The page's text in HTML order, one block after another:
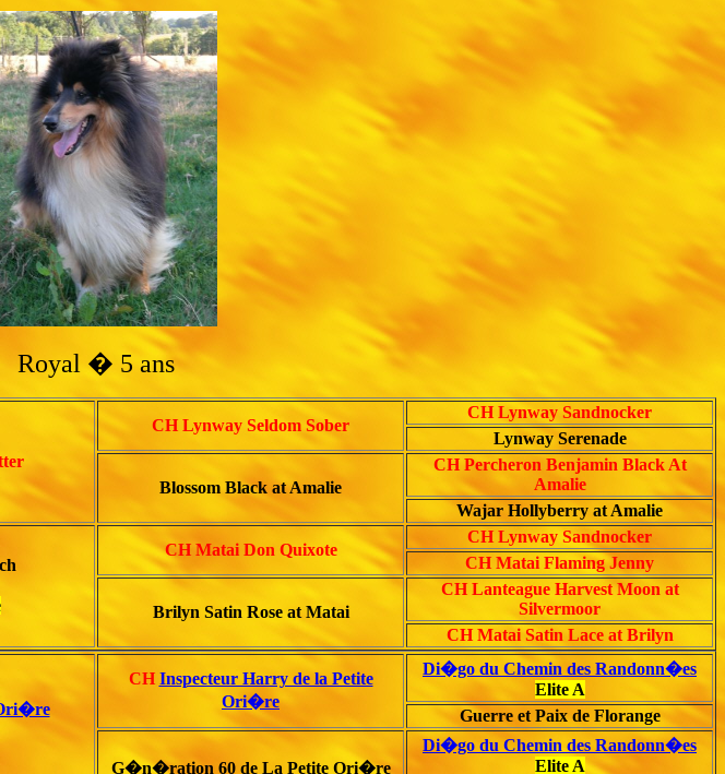
Royal � 5 ans
CH Lynway Seldom Sober
CH Lynway Sandnocker
Lynway Serenade
Blossom Black at Amalie
CH Percheron Benjamin Black At
Amalie
Wajar Hollyberry at Amalie
CH Matai Don Quixote
CH Lynway Sandnocker
CH Matai Flaming Jenny
Brilyn Satin Rose at Matai
CH Lanteague Harvest Moon at
Silvermoor
CH Matai Satin Lace at Brilyn
CH Inspecteur Harry de la Petite
Ori�re
Di�go du Chemin des Randonn�es
Elite A
Guerre et Paix de Florange
G�n�ration 60 de La Petite Ori�re
Di�go du Chemin des Randonn�es
Elite A